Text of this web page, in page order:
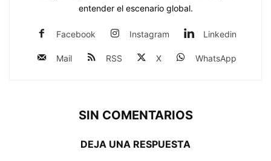
entender el escenario global.
Facebook Instagram Linkedin
Mail RSS X WhatsApp
SIN COMENTARIOS
DEJA UNA RESPUESTA